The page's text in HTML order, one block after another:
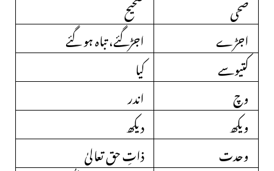
صحی
صحیح
اجڑے
اجڑگئے، تباہ ہو گئے
کتیوسے
کیا
وچ
اندر
ویکھ
دیکھ
وحدت
ذاتِ حق تعالیٰ